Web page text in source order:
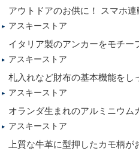
アウトドアのお供に！ スマホ連
アスキーストア
イタリア製のアンカーをモチー
アスキーストア
札入れなど財布の基本機能をし
アスキーストア
オランダ生まれのアルミニウム
アスキーストア
上質な牛革に型押したカモ柄